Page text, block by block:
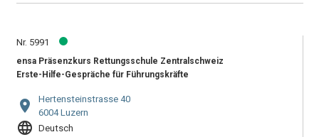
Nr. 5991
ensa Präsenzkurs Rettungsschule Zentralschweiz
Erste-Hilfe-Gespräche für Führungskräfte
location_on
Hertensteinstrasse 40
6004 Luzern
language Deutsch